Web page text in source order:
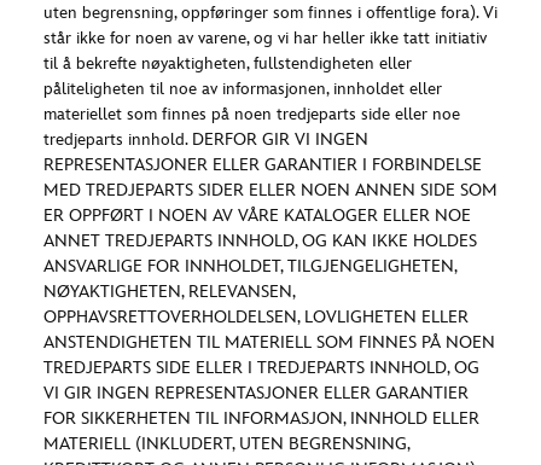
uten begrensning, oppføringer som finnes i offentlige fora). Vi
står ikke for noen av varene, og vi har heller ikke tatt initiativ
til å bekrefte nøyaktigheten, fullstendigheten eller
påliteligheten til noe av informasjonen, innholdet eller
materiellet som finnes på noen tredjeparts side eller noe
tredjeparts innhold. DERFOR GIR VI INGEN
REPRESENTASJONER ELLER GARANTIER I FORBINDELSE
MED TREDJEPARTS SIDER ELLER NOEN ANNEN SIDE SOM
ER OPPFØRT I NOEN AV VÅRE KATALOGER ELLER NOE
ANNET TREDJEPARTS INNHOLD, OG KAN IKKE HOLDES
ANSVARLIGE FOR INNHOLDET, TILGJENGELIGHETEN,
NØYAKTIGHETEN, RELEVANSEN,
OPPHAVSRETTOVERHOLDELSEN, LOVLIGHETEN ELLER
ANSTENDIGHETEN TIL MATERIELL SOM FINNES PÅ NOEN
TREDJEPARTS SIDE ELLER I TREDJEPARTS INNHOLD, OG
VI GIR INGEN REPRESENTASJONER ELLER GARANTIER
FOR SIKKERHETEN TIL INFORMASJON, INNHOLD ELLER
MATERIELL (INKLUDERT, UTEN BEGRENSNING,